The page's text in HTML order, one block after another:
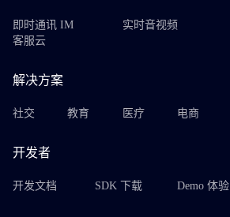
即时通讯 IM 实时音视频
客服云
解决方案
社交 教育 医疗 电商
开发者
开发文档 SDK 下载 Demo 体验